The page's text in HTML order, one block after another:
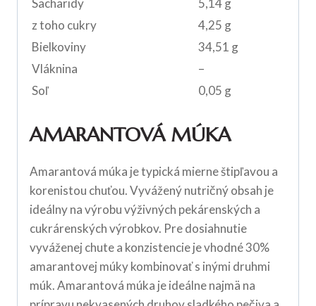
Sacharidy
5,14 g
z toho cukry
4,25 g
Bielkoviny
34,51 g
Vláknina
–
Soľ
0,05 g
AMARANTOVÁ MÚKA
Amarantová múka je typická mierne štipľavou a
korenistou chuťou. Vyvážený nutričný obsah je
ideálny na výrobu výživných pekárenských a
cukrárenských výrobkov. Pre dosiahnutie
vyváženej chute a konzistencie je vhodné 30%
amarantovej múky kombinovať s inými druhmi
múk. Amarantová múka je ideálne najmä na